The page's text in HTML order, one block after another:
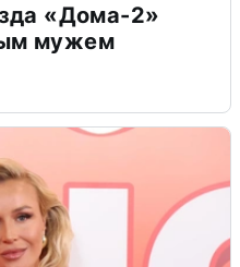
«Дома-2»
мужем